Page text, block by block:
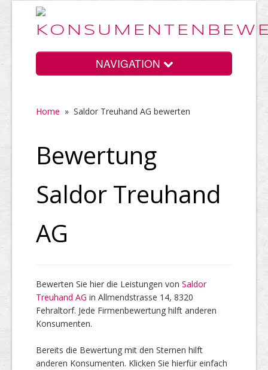
NAVIGATION
Home
Vorteile
Top Firmen
Über uns
Home » Saldor Treuhand AG bewerten
Bewertung
Saldor Treuhand
AG
Bewerten Sie hier die Leistungen von Saldor
Treuhand AG in Allmendstrasse 14, 8320
Fehraltorf. Jede Firmenbewertung hilft anderen
Konsumenten.
Bereits die Bewertung mit den Sternen hilft
anderen Konsumenten. Klicken Sie hierfür einfach